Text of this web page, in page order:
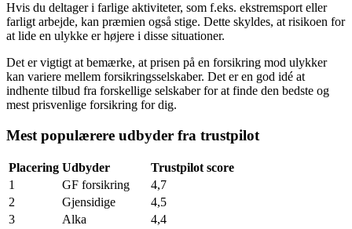
Hvis du deltager i farlige aktiviteter, som f.eks. ekstremsport eller
farligt arbejde, kan præmien også stige. Dette skyldes, at risikoen for
at lide en ulykke er højere i disse situationer.
Det er vigtigt at bemærke, at prisen på en forsikring mod ulykker
kan variere mellem forsikringsselskaber. Det er en god idé at
indhente tilbud fra forskellige selskaber for at finde den bedste og
mest prisvenlige forsikring for dig.
Mest populærere udbyder fra trustpilot
Placering Udbyder
Trustpilot score
1
GF forsikring
4,7
2
Gjensidige
4,5
3
Alka
4,4